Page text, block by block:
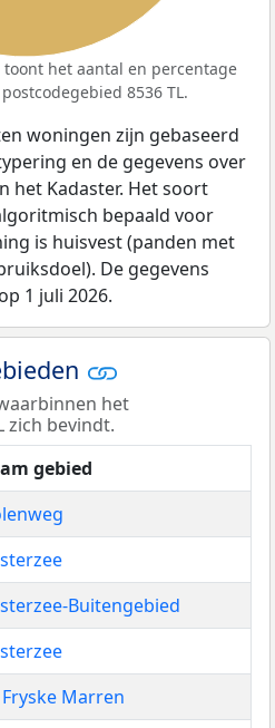
het aantal en percentage
8536 TL.
woningen zijn gebaseerd
en de gegevens over
het Kadaster. Het soort
bepaald voor
is huisvest (panden met
De gegevens
1 juli 2026.
het
zich bevindt.
gebied
Buitengebied
Marren